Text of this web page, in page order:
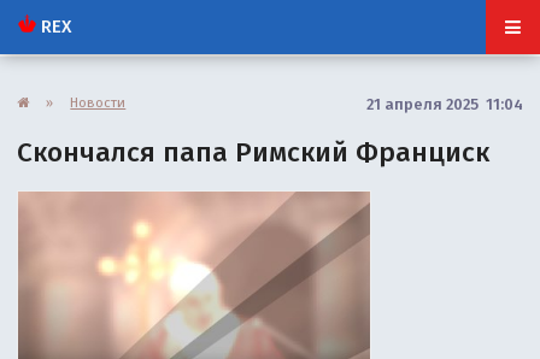
REX
» Новости 21 апреля 2025 11:04
Скончался папа Римский Франциск